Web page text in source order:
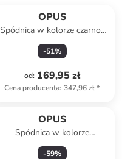
OPUS
Spódnica w kolorze czarno-
białym
-51%
od: 169,95 zł
Cena producenta: 347,96 zł*
OPUS
Spódnica w kolorze
antracytowym
-59%